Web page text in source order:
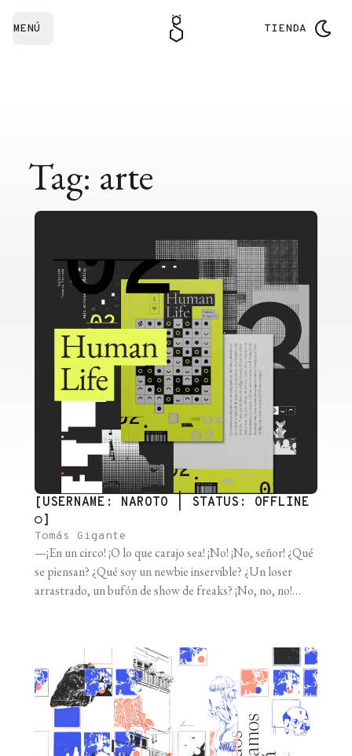
MENÚ TIENDA
Tag: arte
[USERNAME: NAROTO | STATUS: OFFLINE
○]
Tomás Gigante
—¡En un circo! ¡O lo que carajo sea! ¡No! ¡No, señor! ¿Qué
se piensan? ¿Qué soy un newbie inservible? ¿Un loser
arrastrado, un bufón de show de freaks? ¡No, no, no!
brillando! ¡Naroto, una joya! [...]